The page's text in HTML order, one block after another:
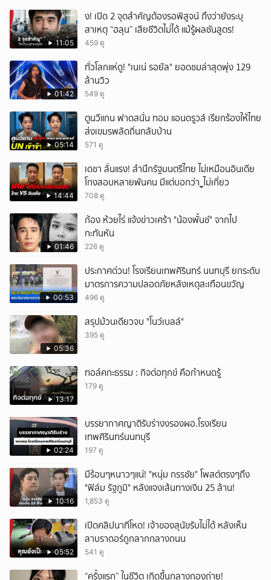
11:05
ึ้ง! เปิด 2 จุดสำคัญต้องรอพิสูจน์ ถึงว่ายังระบุ
สาเหตุ “ฮลุน” เสียชีวิตไม่ได้ แม้รู้ผลชันสูตร!
459 ดู
01:42
ทั่วโลกแห่ดู! "เนเน่ รอยัล" ยอดชมล่าสุดพุ่ง 129
ล้านวิว
549 ดู
05:14
ตูนวีแกน ฟาดสนั่น ทอม แอนดรูวส์ เรียกร้องให้ไทย
ส่งเขมรพลัดถิ่นกลับบ้าน
571 ดู
14:44
เดชา ลั่นแรง! สำนึกรัฐมนตรีไทย ไม่เหมือนอินเดีย
โกงสอบหลายพันคน มีแต่บอกว่า_ูไม่เกี่ยว
708 ดู
01:46
ก้อง ห้วยไร่ แจ้งข่าวเศร้า "น้องพั้นช์" จากไป
กะทันหัน
226 ดู
00:53
ประกาศด่วน! โรงเรียนเทพศิรินทร์ นนทบุรี ยกระดับ
มาตรการความปลอดภัยหลังเหตุสะเทือนขวัญ
496 ดู
05:36
สรุปม้วนเดียวจบ "โนว์เบลล์"
395 ดู
13:17
ทอล์คกะธรรม : กิจต่อทุกข์ คือกำหนดรู้
179 ดู
02:24
บรรยากาศญาติรับร่างงรองผอ.โรงเรียน
เทพศิรินทร์นนทบุรี
197 ดู
10:16
มีร้อนๆหนาวๆแน่! "หนุ่ม กรรชัย" โพสต์ตรงๆถึง
"ฟิล์ม รัฐภูมิ" หลังแจงเส้นทางเงิน 25 ล้าน!
1,853 ดู
05:52
เปิดคลิปนาทีโหด! เจ้าของสุนัขรับไม่ได้ หลังเห็น
ลาบราดอร์ถูกลากกลางถนน
541 ดู
“ครั้งแรก” ในชีวิต เกิดขึ้นกลางกองถ่าย!